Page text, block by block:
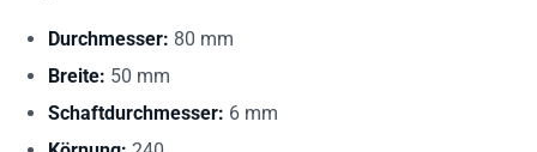
Durchmesser: 80 mm
Breite: 50 mm
Schaftdurchmesser: 6 mm